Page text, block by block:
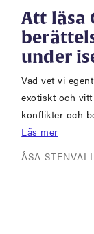
Att läsa
under
Vad vet vi
exotiskt och
konflikter och
Läs mer
ÅSA